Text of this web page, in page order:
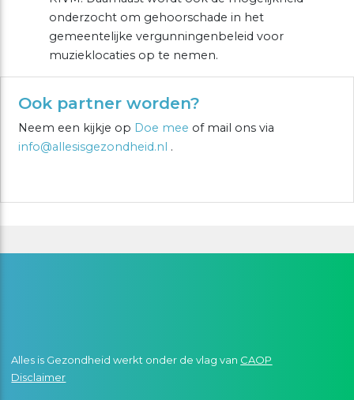
onderzocht om gehoorschade in het
gemeentelijke vergunningenbeleid voor
muzieklocaties op te nemen.
Ook partner worden?
Neem een kijkje op Doe mee of mail ons via
info@allesisgezondheid.nl .
Alles is Gezondheid werkt onder de vlag van CAOP
Disclaimer